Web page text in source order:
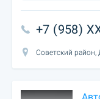
+7 (958)
Советский район,